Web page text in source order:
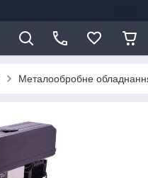
Металообробне